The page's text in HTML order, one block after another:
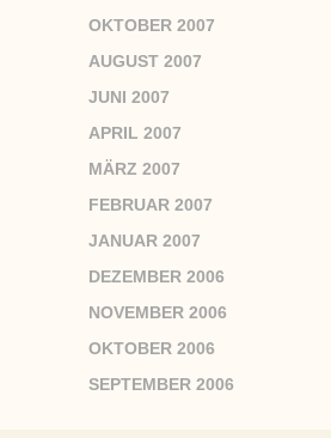
OKTOBER 2007
AUGUST 2007
JUNI 2007
APRIL 2007
MÄRZ 2007
FEBRUAR 2007
JANUAR 2007
DEZEMBER 2006
NOVEMBER 2006
OKTOBER 2006
SEPTEMBER 2006